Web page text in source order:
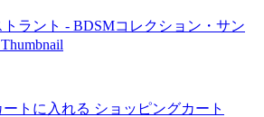
トに入れる ショッピングカート